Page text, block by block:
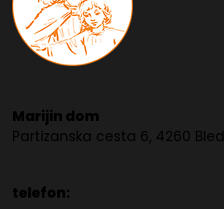
Marijin dom
Partizanska cesta 6, 4260 Bled
telefon: